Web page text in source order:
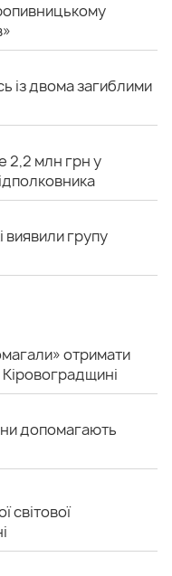
із двома загиблими
2,2 млн грн у
виявили групу
отримати
Кіровоградщині
допомагають
світової